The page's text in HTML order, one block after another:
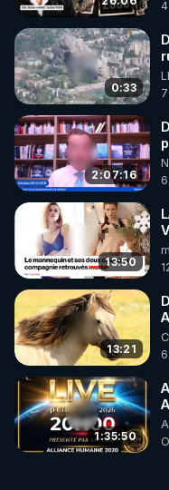
code : REGENERE10
▶ 30 jours gratuit sur
de bien-être ENVOL :
Rendez-vous sur
le code : REGENERE
0:33
2:07:16
13:50
13:21
1:35:50